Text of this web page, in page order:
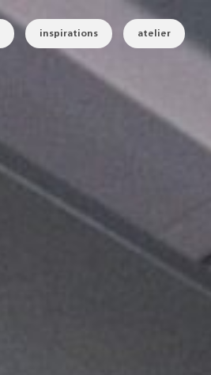
inspirations atelier